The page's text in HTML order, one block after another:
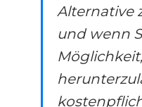
Alternative
und wenn